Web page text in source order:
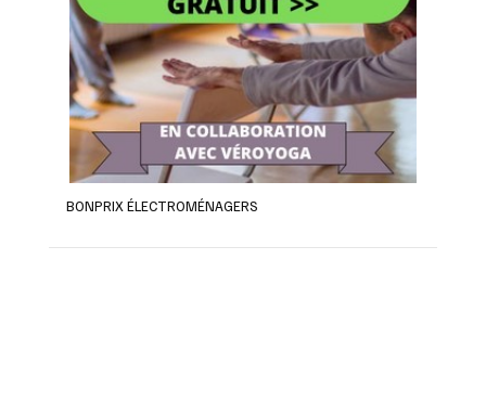
BONPRIX ÉLECTROMÉNAGERS